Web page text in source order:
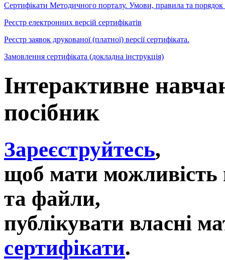
Сертифікати Методичного порталу. Умови, правила та порядок
Реєстр електронних версій сертифікатів
Реєстр заявок друкованої (платної) версії сертифіката.
Замовлення сертифіката (докладна інструкція)
Інтерактивне
посібник
Зареєструйтесь,
щоб мати можливість
та файли,
публікувати власні
сертифікати.